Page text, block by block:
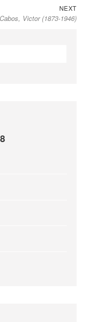
NEXTNext
post:
Cabos, Victor (1873-1946)